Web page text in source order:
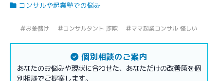
コンサルや起業塾での悩み
お金儲け コンサルタント 詐欺 ママ起業コンサル 怪しい
個別相談のご案内
あなたのお悩みや現状に合わせた、あなただけの改善策を個
別相談でご提案します。